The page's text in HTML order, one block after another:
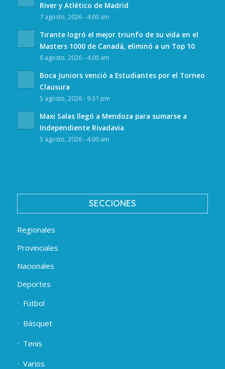
River y Atlético de Madrid
7 agosto, 2026 - 4:00 am
Tirante logró el mejor triunfo de su vida en el
Masters 1000 de Canadá, eliminó a un Top 10
6 agosto, 2026 - 4:00 am
Boca Juniors venció a Estudiantes por el Torneo
Clausura
5 agosto, 2026 - 9:31 pm
Maxi Salas llegó a Mendoza para sumarse a
Independiente Rivadavia
5 agosto, 2026 - 4:00 am
SECCIONES
Regionales
Provinciales
Nacionales
Deportes
Fútbol
Básquet
Tenis
Varios